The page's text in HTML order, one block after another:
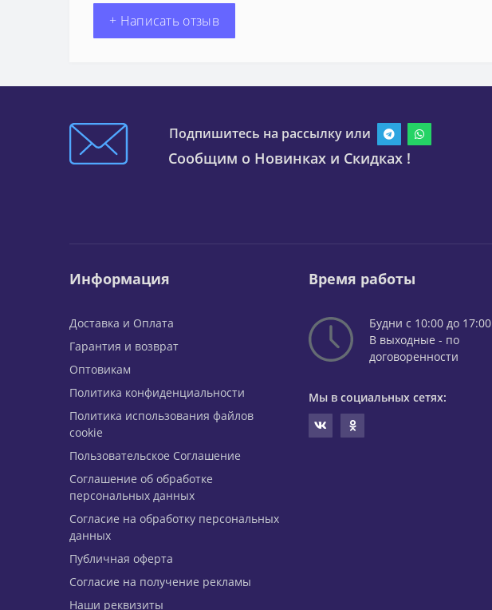
+ Написать отзыв
Подпишитесь на рассылку или
Сообщим о Новинках и Скидках !
Информация
Доставка и Оплата
Гарантия и возврат
Оптовикам
Политика конфиденциальности
Политика использования файлов
cookie
Пользовательское Соглашение
Соглашение об обработке
персональных данных
Согласие на обработку персональных
данных
Публичная оферта
Согласие на получение рекламы
Наши реквизиты
Время работы
Будни с 10:00 до 17:00
В выходные - по
договоренности
Мы в социальных сетях: